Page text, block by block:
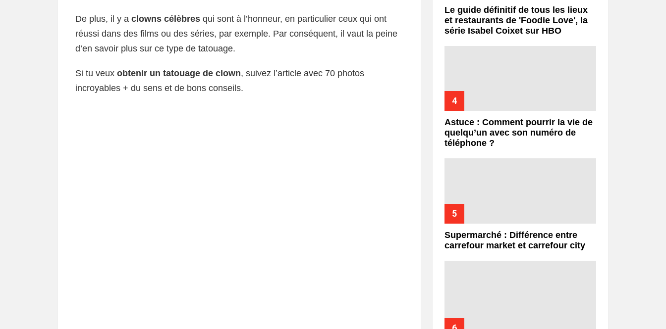
De plus, il y a clowns célèbres qui sont à l’honneur, en particulier ceux qui ont
réussi dans des films ou des séries, par exemple. Par conséquent, il vaut la peine
d’en savoir plus sur ce type de tatouage.
Si tu veux obtenir un tatouage de clown, suivez l’article avec 70 photos
incroyables + du sens et de bons conseils.
Le guide définitif de tous les lieux
et restaurants de 'Foodie Love', la
série Isabel Coixet sur HBO
Astuce : Comment pourrir la vie de
quelqu’un avec son numéro de
téléphone ?
Supermarché : Différence entre
carrefour market et carrefour city